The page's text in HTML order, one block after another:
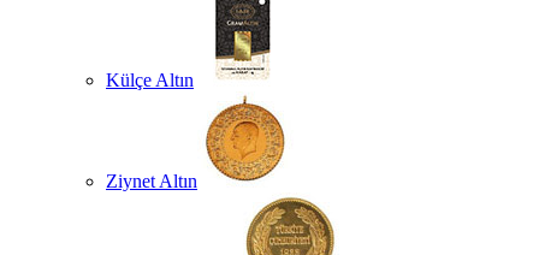
Külçe Altın
Ziynet Altın